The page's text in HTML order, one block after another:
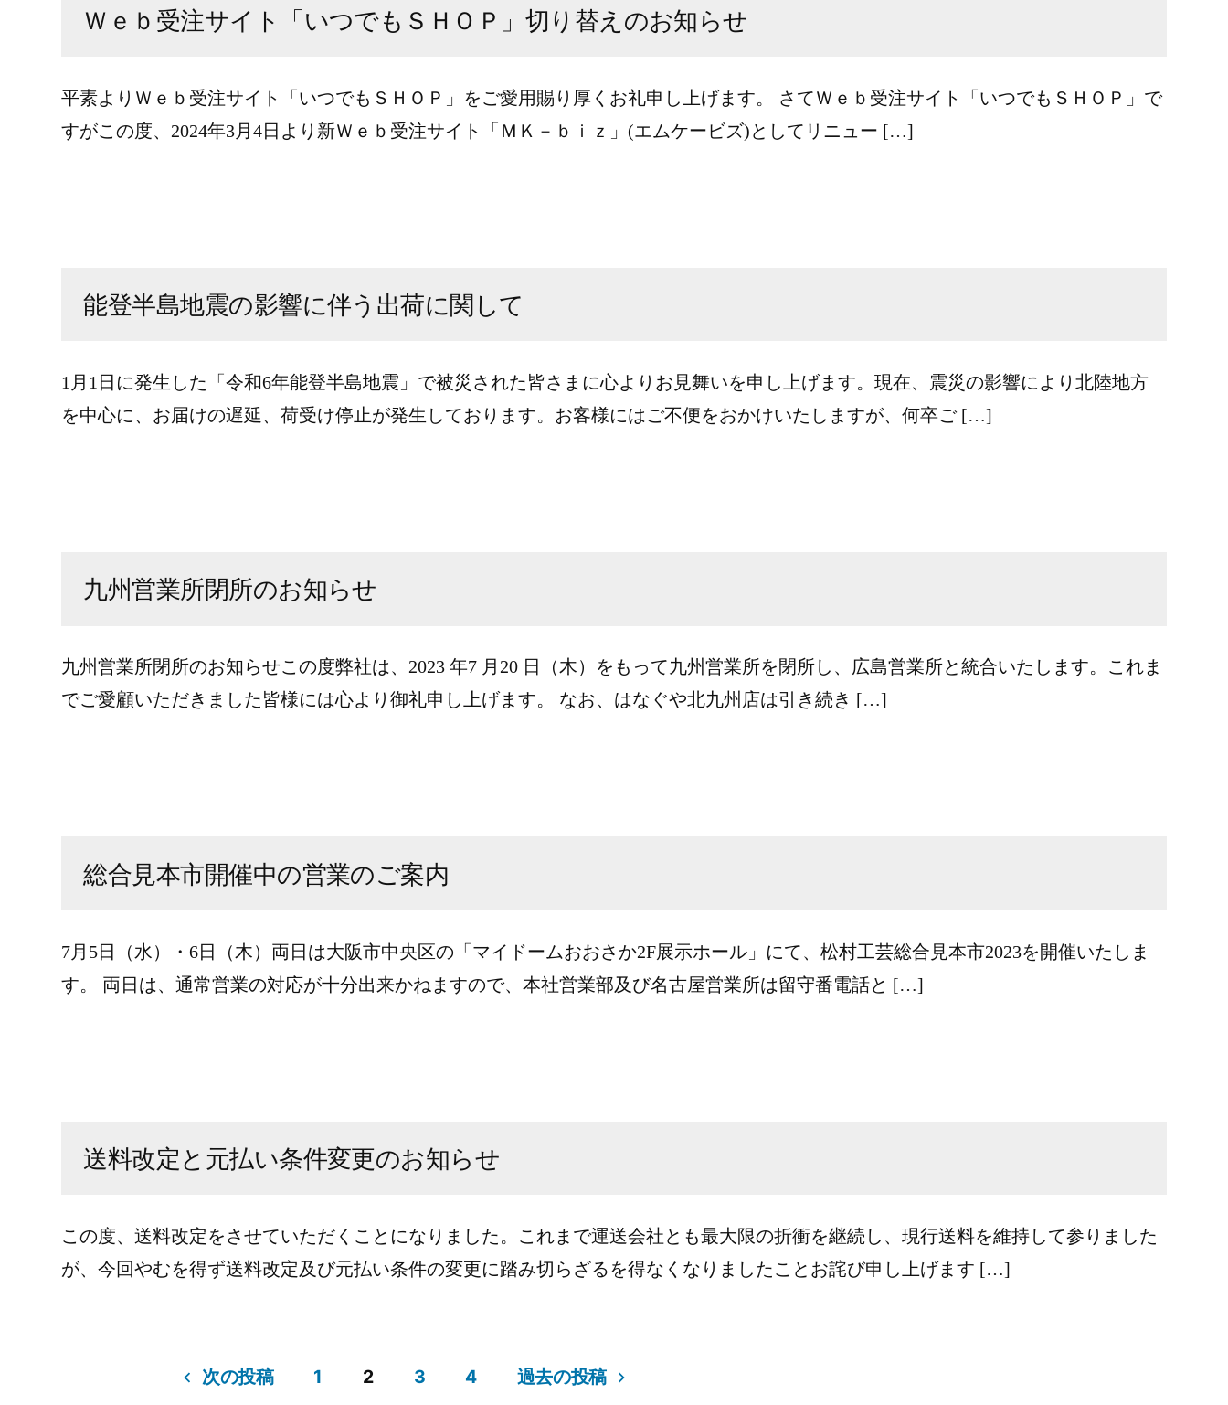
Ｗｅｂ受注サイト「いつでもＳＨＯＰ」切り替えのお知らせ
平素よりＷｅｂ受注サイト「いつでもＳＨＯＰ」をご愛用賜り厚くお礼申し上げます。 さてＷｅｂ受注サイト「いつでもＳＨＯＰ」で
すがこの度、2024年3月4日より新Ｗｅｂ受注サイト「ＭＫ－ｂｉｚ」(エムケービズ)としてリニュー […]
能登半島地震の影響に伴う出荷に関して
1月1日に発生した「令和6年能登半島地震」で被災された皆さまに心よりお見舞いを申し上げます。現在、震災の影響により北陸地方
を中心に、お届けの遅延、荷受け停止が発生しております。お客様にはご不便をおかけいたしますが、何卒ご […]
九州営業所閉所のお知らせ
九州営業所閉所のお知らせこの度弊社は、2023 年7 月20 日（木）をもって九州営業所を閉所し、広島営業所と統合いたします。これま
でご愛顧いただきました皆様には心より御礼申し上げます。 なお、はなぐや北九州店は引き続き […]
総合見本市開催中の営業のご案内
7月5日（水）・6日（木）両日は大阪市中央区の「マイドームおおさか2F展示ホール」にて、松村工芸総合見本市2023を開催いたしま
す。 両日は、通常営業の対応が十分出来かねますので、本社営業部及び名古屋営業所は留守番電話と […]
送料改定と元払い条件変更のお知らせ
この度、送料改定をさせていただくことになりました。これまで運送会社とも最大限の折衝を継続し、現行送料を維持して参りました
が、今回やむを得ず送料改定及び元払い条件の変更に踏み切らざるを得なくなりましたことお詫び申し上げます […]
次の投稿 1 2 3 4 過去の投稿